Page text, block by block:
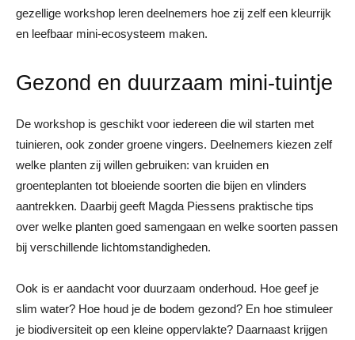
gezellige workshop leren deelnemers hoe zij zelf een kleurrijk
en leefbaar mini-ecosysteem maken.
Gezond en duurzaam mini-tuintje
De workshop is geschikt voor iedereen die wil starten met
tuinieren, ook zonder groene vingers. Deelnemers kiezen zelf
welke planten zij willen gebruiken: van kruiden en
groenteplanten tot bloeiende soorten die bijen en vlinders
aantrekken. Daarbij geeft Magda Piessens praktische tips
over welke planten goed samengaan en welke soorten passen
bij verschillende lichtomstandigheden.
Ook is er aandacht voor duurzaam onderhoud. Hoe geef je
slim water? Hoe houd je de bodem gezond? En hoe stimuleer
je biodiversiteit op een kleine oppervlakte? Daarnaast krijgen